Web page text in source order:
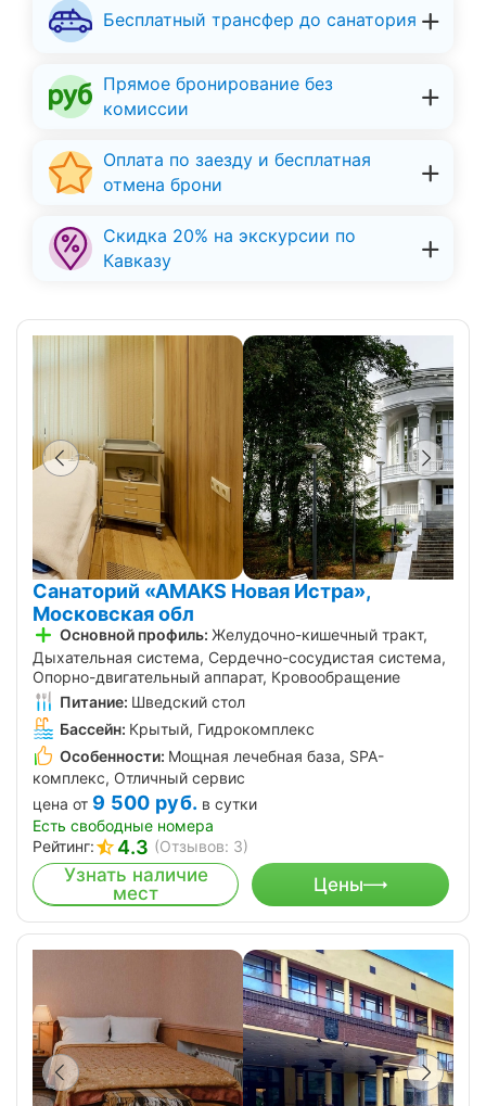
Бесплатный трансфер до санатория
Прямое бронирование без
комиссии
Оплата по заезду и бесплатная
отмена брони
Скидка 20% на экскурсии по
Кавказу
Санаторий «АMAKS Новая Истра»,
Московская обл
Основной профиль: Желудочно-кишечный тракт,
Дыхательная система, Сердечно-сосудистая система,
Опорно-двигательный аппарат, Кровообращение
Питание: Шведский стол
Бассейн: Крытый, Гидрокомплекс
Особенности: Мощная лечебная база, SPA-
комплекс, Отличный сервис
цена от 9 500 руб. в сутки
Есть свободные номера
Рейтинг:
4.3 (Отзывов: 3)
Узнать наличие
мест
Цены